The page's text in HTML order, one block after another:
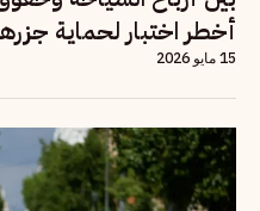
أخطر اختبار لحماية
15 مايو 2026